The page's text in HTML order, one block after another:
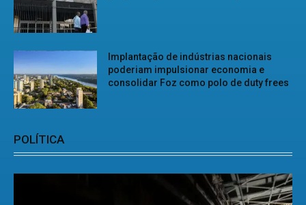
Implantação de indústrias nacionais
poderiam impulsionar economia e
consolidar Foz como polo de duty frees
POLÍTICA